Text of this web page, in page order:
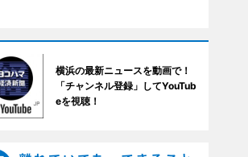
横浜の最新ニュースを動画で！
「チャンネル登録」してYouTub
eを視聴！